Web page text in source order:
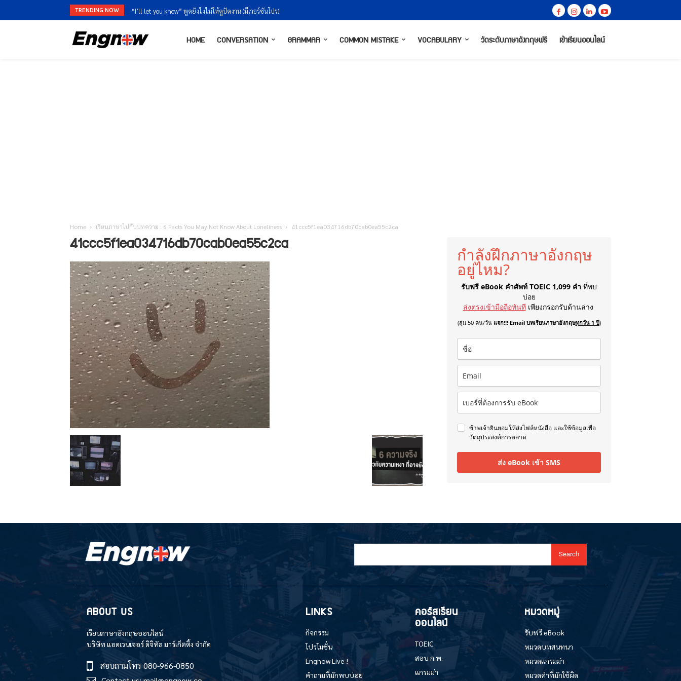
TRENDING NOW “I’ll let you know” พูดยังไงไม่ให้ดูปัดงาน (มีเวอร์ชันโปร)
HOME CONVERSATION GRAMMAR COMMON MISTAKE VOCABULARY วัดระดับภาษาอังกฤษฟรี เข้าเรียนออนไลน์
Home เรียนภาษาไปกับบทความ : 6 Facts You May Not Know About Loneliness 41ccc5f1ea034716db70cab0ea55c2ca
41ccc5f1ea034716db70cab0ea55c2ca กำลังฝึกภาษาอังกฤษ
อยู่ไหม?
รับฟรี eBook คำศัพท์ TOEIC 1,099 คำ ที่พบ
บ่อย
ส่งตรงเข้ามือถือทันที เพียงกรอกรับด้านล่าง
(สุ่ม 50 คน/วัน แจก!!! Email บทเรียนภาษาอังกฤษทุกวัน 1 ปี)
ข้าพเจ้ายินยอมให้ส่งไฟล์หนังสือ และใช้ข้อมูลเพื่อ
วัตถุประสงค์การตลาด
ส่ง eBook เข้า SMS
Search
ABOUT US
เรียนภาษาอังกฤษออนไลน์
บริษัท แอดเวนเจอร์ ดิจิทัล มาร์เก็ตติ้ง จำกัด
สอบถามโทร080-966-0850
LINKS
กิจกรรม
โปรโมชั่น
Engnow Live !
คำถามที่มักพบบ่อย
คอร์สเรียน
ออนไลน์
TOEIC
สอบ ก.พ.
แกรมม่า
หมวดหมู่
รับฟรี eBook
หมวดบทสนทนา
หมวดแกรมม่า
หมวดคำที่มักใช้ผิด